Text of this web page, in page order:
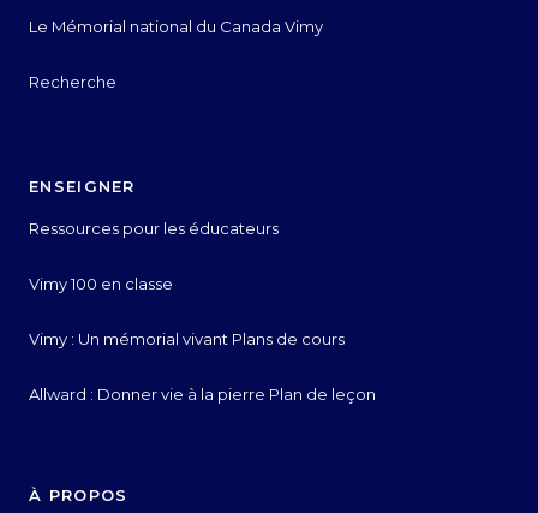
Le Mémorial national du Canada Vimy
Recherche
ENSEIGNER
Ressources pour les éducateurs
Vimy 100 en classe
Vimy : Un mémorial vivant Plans de cours
Allward : Donner vie à la pierre Plan de leçon
À PROPOS